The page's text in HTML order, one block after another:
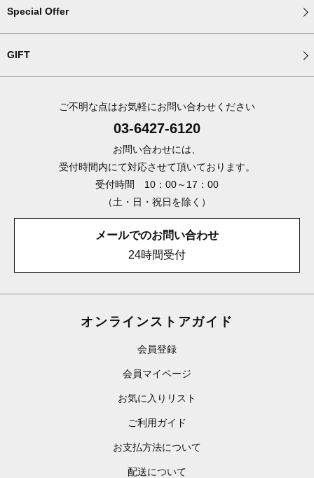
Special Offer
GIFT
ご不明な点はお気軽にお問い合わせください
03-6427-6120
お問い合わせには、
受付時間内にて対応させて頂いております。
受付時間 10：00～17：00
（土・日・祝日を除く）
メールでのお問い合わせ
24時間受付
オンラインストアガイド
会員登録
会員マイページ
お気に入りリスト
ご利用ガイド
お支払方法について
配送について